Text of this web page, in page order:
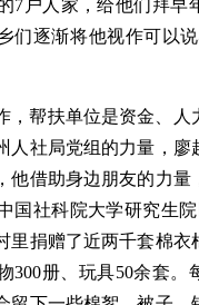
7户人家，给他们拜早
们逐渐将他视作可以
，帮扶单位是资金、人
人社局党组的力量，廖
他借助身边朋友的力量
国社科院大学研究生
里捐赠了近两千套棉衣
300册、玩具50余套。